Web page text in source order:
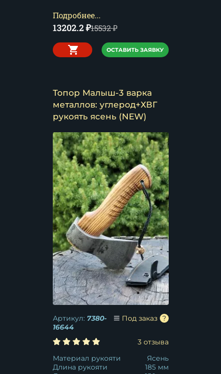
Подробнее...
13202.2₽15532₽
ОСТАВИТЬ ЗАЯВКУ
Топор Малыш-3 варка
металлов: углерод+ХВГ
рукоять ясень (NEW)
Артикул: 7380-
16644
Под заказ
3 отзыва
Материал рукояти
Ясень
Длина рукояти
185 мм